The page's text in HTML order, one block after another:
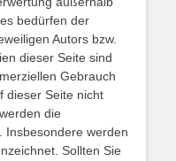
bedürfen der
Autors bzw.
dieser Seite sind
Gebrauch
dieser Seite nicht
die
Insbesondere werden
Sollten Sie